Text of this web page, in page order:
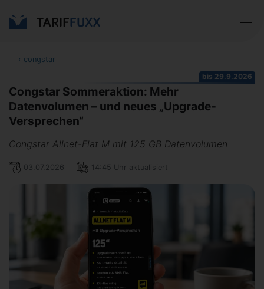
‹ congstar
bis 29.9.2026
Congstar Sommeraktion: Mehr
Datenvolumen – und neues „Upgrade-
Versprechen“
Congstar Allnet-Flat M mit 125 GB Datenvolumen
03.07.2026 14:45 Uhr aktualisiert